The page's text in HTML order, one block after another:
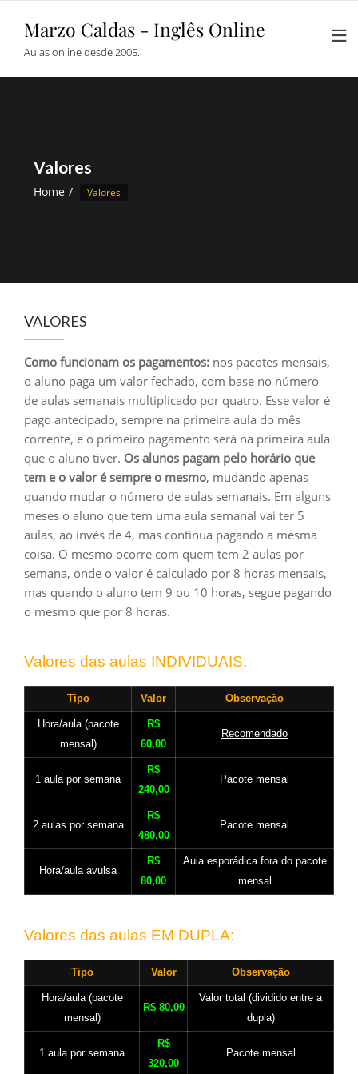
content
Marzo Caldas - Inglês Online
Aulas online desde 2005.
Valores
Home Valores
VALORES
Como funcionam os pagamentos: nos pacotes mensais,
o aluno paga um valor fechado, com base no número
de aulas semanais multiplicado por quatro. Esse valor é
pago antecipado, sempre na primeira aula do mês
corrente, e o primeiro pagamento será na primeira aula
que o aluno tiver. Os alunos pagam pelo horário que
tem e o valor é sempre o mesmo, mudando apenas
quando mudar o número de aulas semanais. Em alguns
meses o aluno que tem uma aula semanal vai ter 5
aulas, ao invés de 4, mas continua pagando a mesma
coisa. O mesmo ocorre com quem tem 2 aulas por
semana, onde o valor é calculado por 8 horas mensais,
mas quando o aluno tem 9 ou 10 horas, segue pagando
o mesmo que por 8 horas.
Valores das aulas INDIVIDUAIS:
Tipo Valor Observação
Hora/aula (pacote
mensal)
R$
60,00
Recomendado
1 aula por semana
R$
240,00
Pacote mensal
2 aulas por semana
R$
480,00
Pacote mensal
Hora/aula avulsa
R$
80,00
Aula esporádica fora do pacote
mensal
Valores das aulas EM DUPLA:
Tipo Valor Observação
Hora/aula (pacote
mensal)
R$ 80,00
Valor total (dividido entre a
dupla)
1 aula por semana
R$
320,00
Pacote mensal